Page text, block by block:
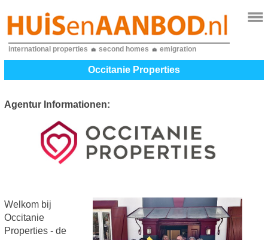
international properties second homes emigration
Occitanie Properties
Agentur Informationen:
Welkom bij
Occitanie
Properties - de